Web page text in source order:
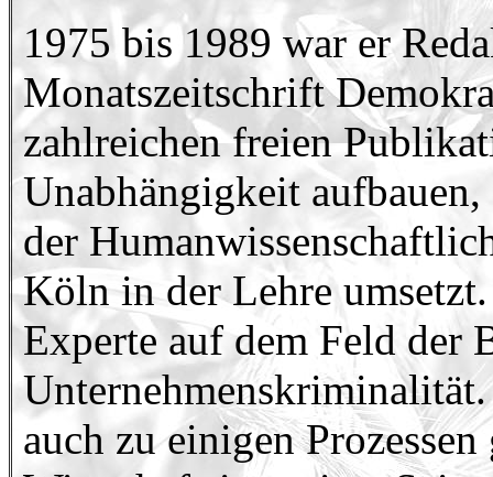
1975 bis 1989 war er
Monatszeitschrift
zahlreichen freien
Unabhängigkeit
der
Köln in der Lehre
Experte auf dem Feld der
auch zu einigen